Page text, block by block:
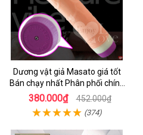
Dương vật giả Masato giá tốt
Bán chạy nhất Phân phối chính
hãng
380.000₫ 452.000₫
(374)